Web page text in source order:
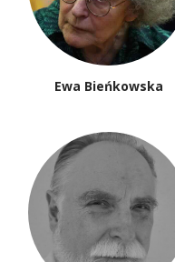
Ewa Bieńkowska